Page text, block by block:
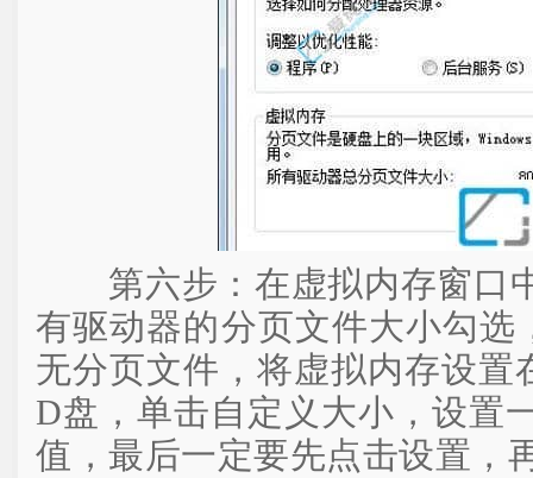
第六步：在虚拟内存窗口
有驱动器的分页文件大小勾选
无分页文件，将虚拟内存设置
D盘，单击自定义大小，设置
值，最后一定要先点击设置，